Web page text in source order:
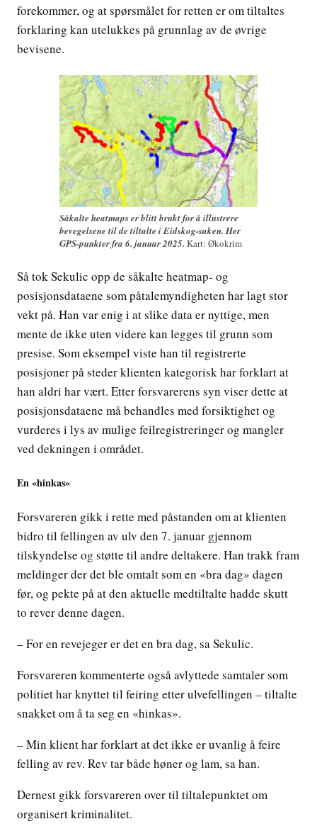
forekommer, og at spørsmålet for retten er om tiltaltes
forklaring kan utelukkes på grunnlag av de øvrige
bevisene.
Såkalte heatmaps er blitt brukt for å illustrere
bevegelsene til de tiltalte i Eidskog-saken. Her
GPS-punkter fra 6. januar 2025. Kart: Økokrim
Så tok Sekulic opp de såkalte heatmap- og
posisjonsdataene som påtalemyndigheten har lagt stor
vekt på. Han var enig i at slike data er nyttige, men
mente de ikke uten videre kan legges til grunn som
presise. Som eksempel viste han til registrerte
posisjoner på steder klienten kategorisk har forklart at
han aldri har vært. Etter forsvarerens syn viser dette at
posisjonsdataene må behandles med forsiktighet og
vurderes i lys av mulige feilregistreringer og mangler
ved dekningen i området.
En «hinkas»
Forsvareren gikk i rette med påstanden om at klienten
bidro til fellingen av ulv den 7. januar gjennom
tilskyndelse og støtte til andre deltakere. Han trakk fram
meldinger der det ble omtalt som en «bra dag» dagen
før, og pekte på at den aktuelle medtiltalte hadde skutt
to rever denne dagen.
– For en revejeger er det en bra dag, sa Sekulic.
Forsvareren kommenterte også avlyttede samtaler som
politiet har knyttet til feiring etter ulvefellingen – tiltalte
snakket om å ta seg en «hinkas».
– Min klient har forklart at det ikke er uvanlig å feire
felling av rev. Rev tar både høner og lam, sa han.
Dernest gikk forsvareren over til tiltalepunktet om
organisert kriminalitet.